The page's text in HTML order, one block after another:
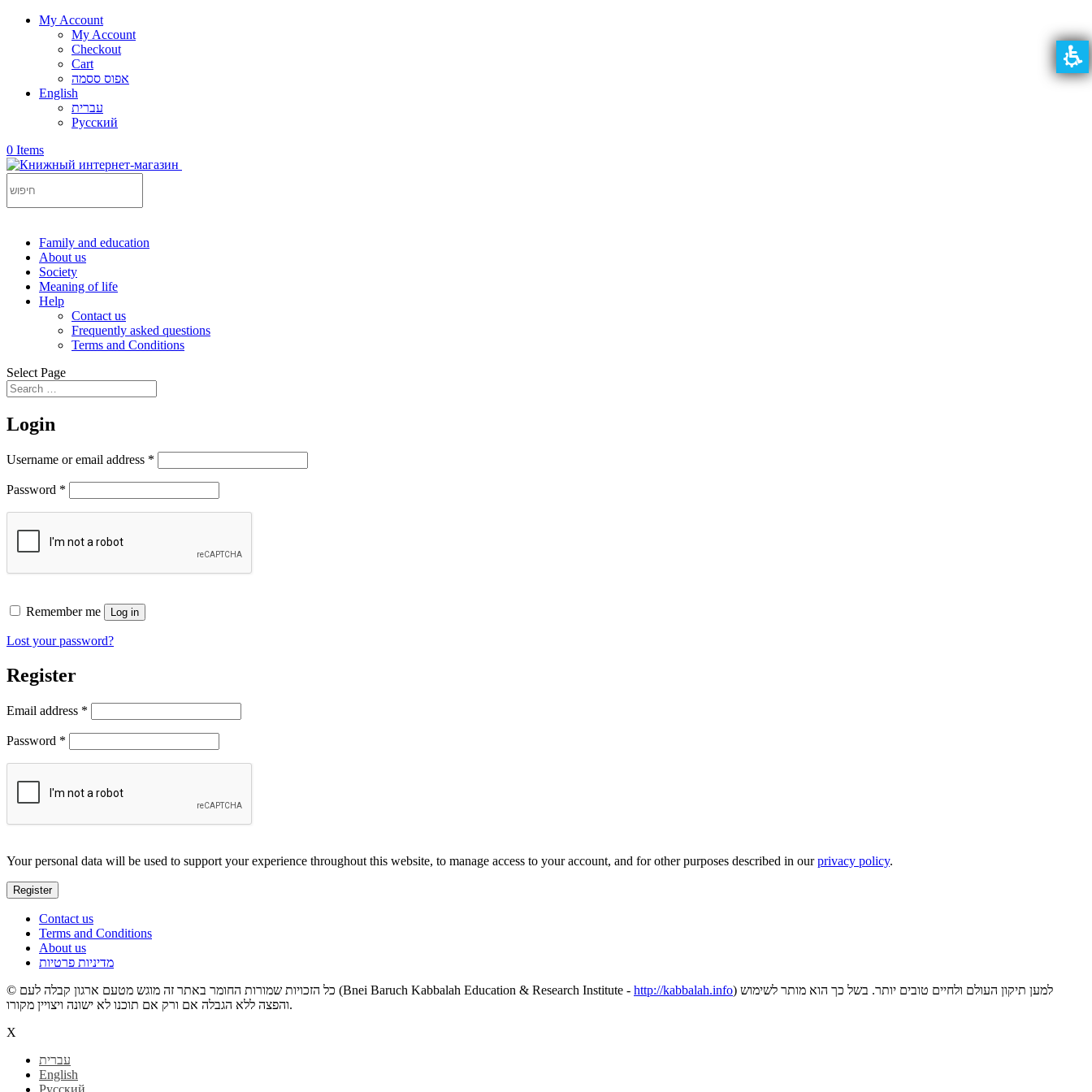
פתח
תפריט
במצב
נגיש
(התפריט
יפתח
בחלונית
פופ-אפ)
My Account
My Account
Checkout
Cart
אפוס ססמה
English
עברית
Русский
0 Items
פתח
תפריט
במצב
נגיש
(התפריט
יפתח
בחלונית
פופ-אפ)
Family and education
About us
Society
Meaning of life
Help
Contact us
Frequently asked questions
Terms and Conditions
Select Page
תוכן
מרכזי,
ללחוץ
כדי
Login
Username or email address *
Password *
Remember me Log in
Lost your password?
Register
Email address *
Password *
Your personal data will be used to support your experience throughout this website, to manage access to your account, and for other purposes described in ourprivacy policy.
Register
Contact us
Terms and Conditions
About us
מדיניות פרטיות
© כל הזכויות שמורות החומר באתר זה מוגש מטעם ארגון קבלה לעם (Bnei Baruch Kabbalah Education & Research Institute - http://kabbalah.info) למען תיקון העולם ולחיים טובים יותר. בשל כך הוא מותר לשימוש
והפצה ללא הגבלה אם ורק אם תוכנו לא ישונה ויצויין מקורו.
X
עברית
English
Русский